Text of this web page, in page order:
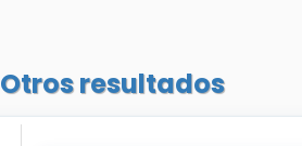
Otros resultados